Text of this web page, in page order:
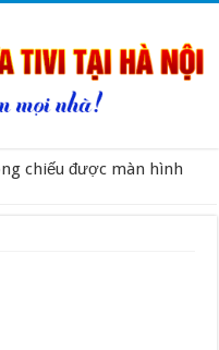
chiếu được màn hình